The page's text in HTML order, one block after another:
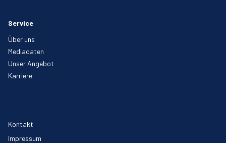
Service
Über uns
Mediadaten
Unser Angebot
Karriere
Kontakt
Impressum